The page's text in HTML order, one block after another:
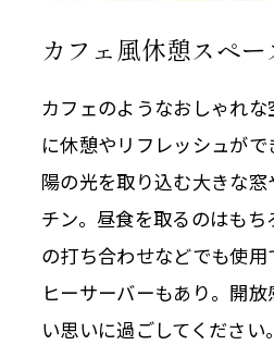
カフェ風休憩スペー
カフェのようなおしゃれ
に休憩やリフレッシュがで
陽の光を取り込む大きな
チン。昼食を取るのはも
の打ち合わせなどでも使
ヒーサーバーもあり。開
い思いに過ごしてください。